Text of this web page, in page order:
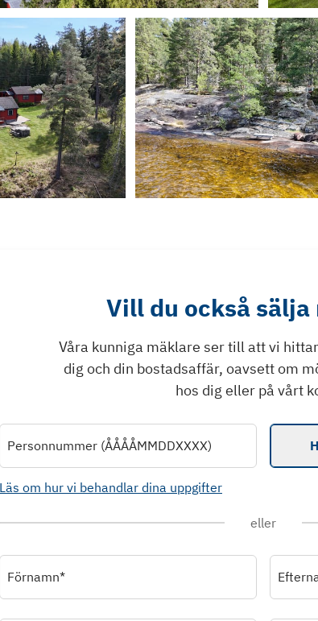
Vill du också sälja
Våra kunniga mäklare ser till att vi
dig och din bostadsaffär, oavsett om
hos dig eller på vårt
Personnummer (ÅÅÅÅMMDDXXXX)
Läs om hur vi behandlar dina uppgifter
eller
Förnamn*